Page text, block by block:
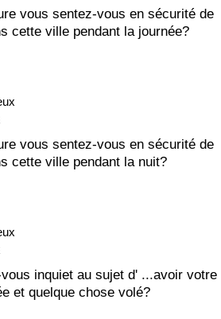
vous sentez-vous en sécurité de
cette ville pendant la journée?
vous sentez-vous en sécurité de
cette ville pendant la nuit?
inquiet au sujet d' ...avoir votre
et quelque chose volé?
(Actuel)
par Pays
Pays